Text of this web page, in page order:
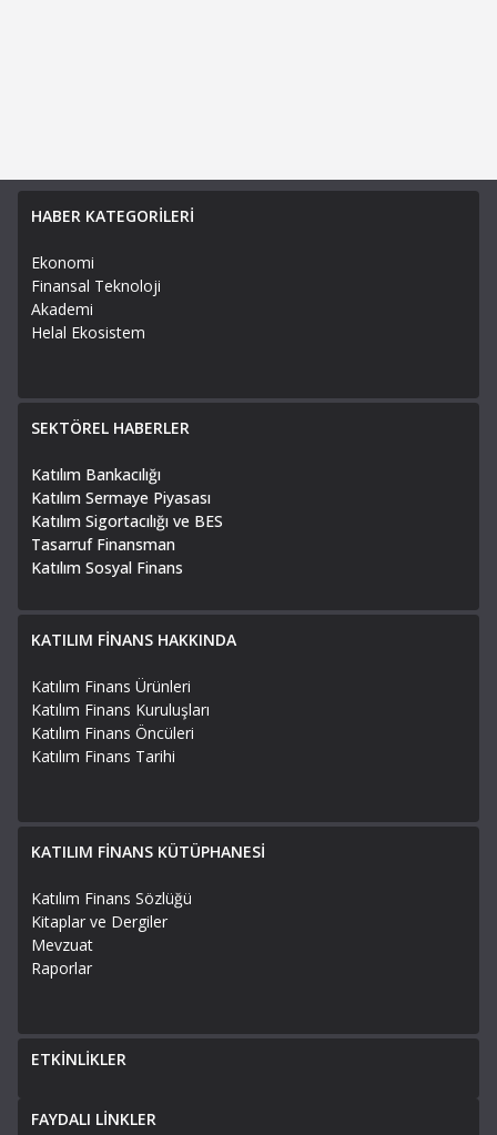
HABER KATEGORİLERİ
Ekonomi
Finansal Teknoloji
Akademi
Helal Ekosistem
SEKTÖREL HABERLER
Katılım Bankacılığı
Katılım Sermaye Piyasası
Katılım Sigortacılığı ve BES
Tasarruf Finansman
Katılım Sosyal Finans
KATILIM FİNANS HAKKINDA
Katılım Finans Ürünleri
Katılım Finans Kuruluşları
Katılım Finans Öncüleri
Katılım Finans Tarihi
KATILIM FİNANS KÜTÜPHANESİ
Katılım Finans Sözlüğü
Kitaplar ve Dergiler
Mevzuat
Raporlar
ETKİNLİKLER
FAYDALI LİNKLER